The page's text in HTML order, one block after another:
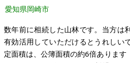
愛知県岡崎市
数年前に相続した山林です。当方は
有効活用していただけるとうれしい
定面積は、公簿面積の約6倍あります